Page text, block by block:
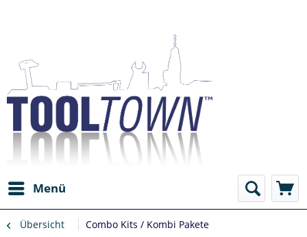
Menü
Übersicht Combo Kits / Kombi Pakete